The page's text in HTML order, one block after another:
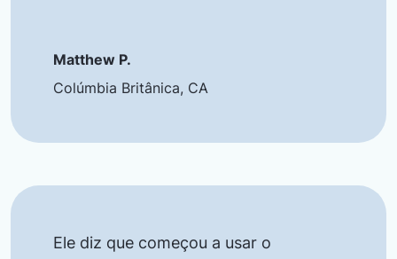
Matthew P.
Colúmbia Britânica, CA
Ele diz que começou a usar o